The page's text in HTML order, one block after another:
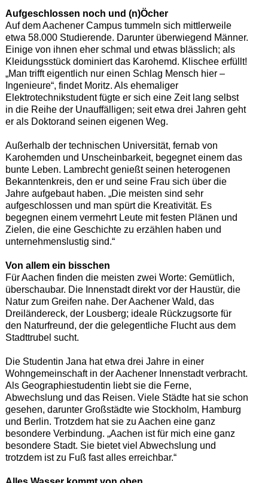
Aufgeschlossen noch und (n)Öcher
Auf dem Aachener Campus tummeln sich mittlerweile
etwa 58.000 Studierende. Darunter überwiegend Männer.
Einige von ihnen eher schmal und etwas blässlich; als
Kleidungsstück dominiert das Karohemd. Klischee erfüllt!
„Man trifft eigentlich nur einen Schlag Mensch hier –
Ingenieure“, findet Moritz. Als ehemaliger
Elektrotechnikstudent fügte er sich eine Zeit lang selbst
in die Reihe der Unauffälligen; seit etwa drei Jahren geht
er als Doktorand seinen eigenen Weg.
Außerhalb der technischen Universität, fernab von
Karohemden und Unscheinbarkeit, begegnet einem das
bunte Leben. Lambrecht genießt seinen heterogenen
Bekanntenkreis, den er und seine Frau sich über die
Jahre aufgebaut haben. „Die meisten sind sehr
aufgeschlossen und man spürt die Kreativität. Es
begegnen einem vermehrt Leute mit festen Plänen und
Zielen, die eine Geschichte zu erzählen haben und
unternehmenslustig sind.“
Von allem ein bisschen
Für Aachen finden die meisten zwei Worte: Gemütlich,
überschaubar. Die Innenstadt direkt vor der Haustür, die
Natur zum Greifen nahe. Der Aachener Wald, das
Dreiländereck, der Lousberg; ideale Rückzugsorte für
den Naturfreund, der die gelegentliche Flucht aus dem
Stadttrubel sucht.
Die Studentin Jana hat etwa drei Jahre in einer
Wohngemeinschaft in der Aachener Innenstadt verbracht.
Als Geographiestudentin liebt sie die Ferne,
Abwechslung und das Reisen. Viele Städte hat sie schon
gesehen, darunter Großstädte wie Stockholm, Hamburg
und Berlin. Trotzdem hat sie zu Aachen eine ganz
besondere Verbindung. „Aachen ist für mich eine ganz
besondere Stadt. Sie bietet viel Abwechslung und
trotzdem ist zu Fuß fast alles erreichbar.“